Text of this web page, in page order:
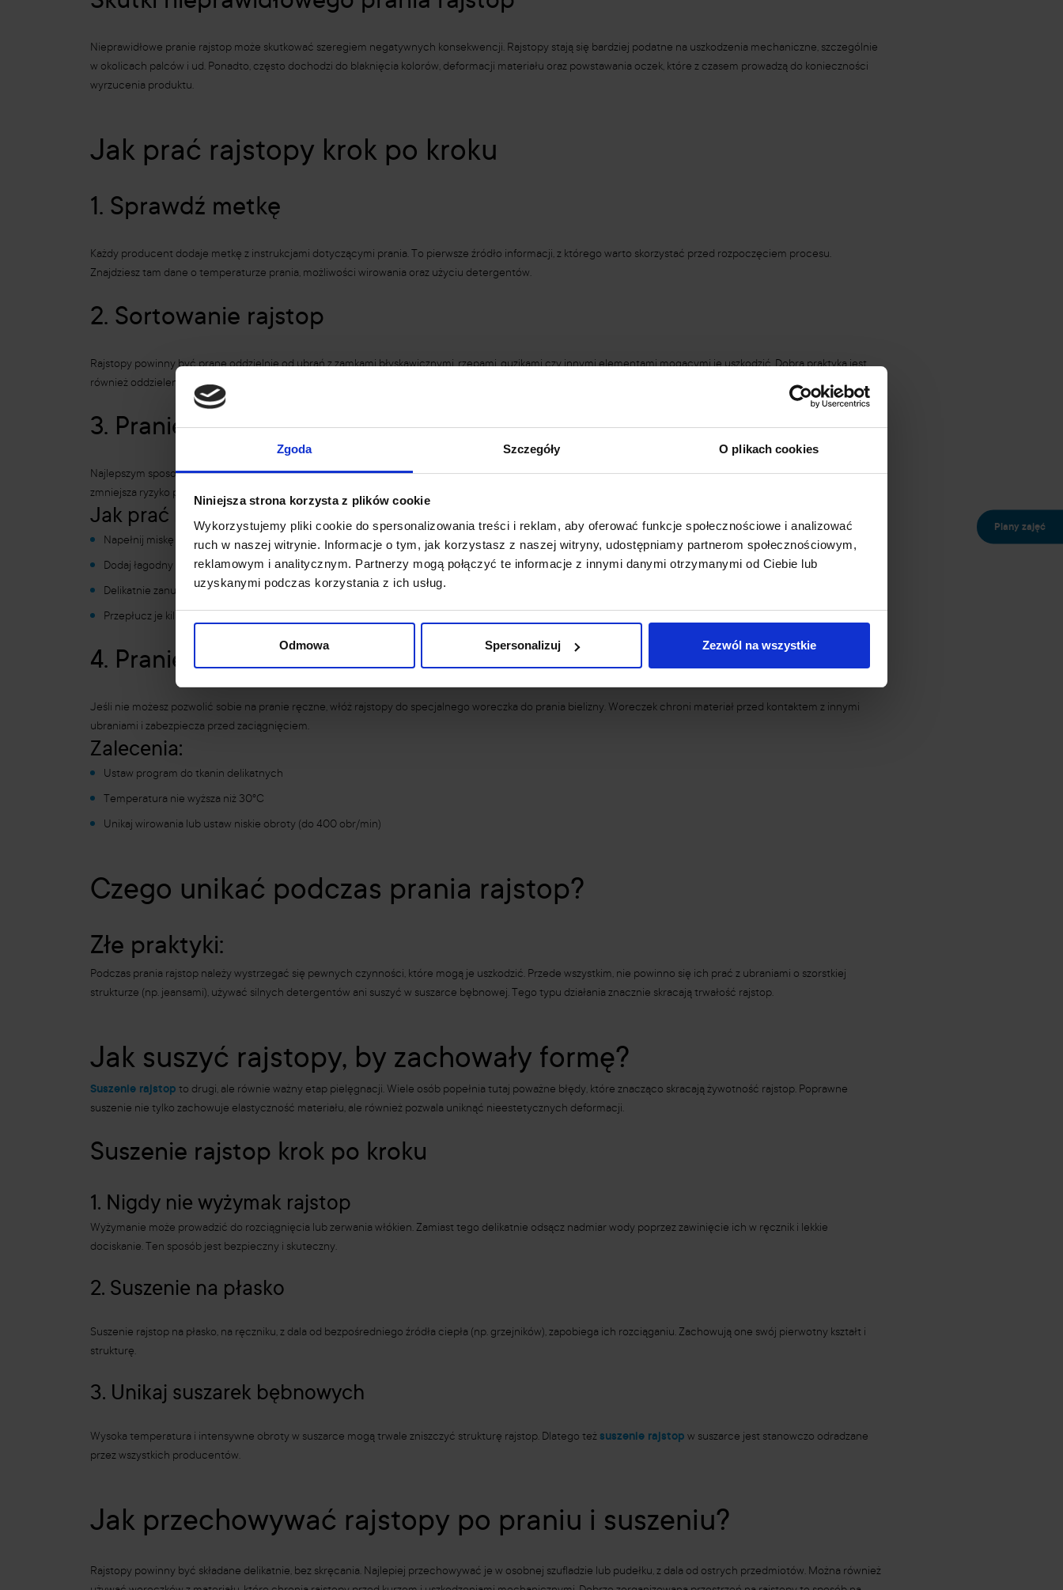
Zgoda Szczegóły O plikach cookies
Niniejsza strona korzysta z plików cookie
Wykorzystujemy pliki cookie do spersonalizowania treści i reklam, aby oferować funkcje społecznościowe i analizować
ruch w naszej witrynie. Informacje o tym, jak korzystasz z naszej witryny, udostępniamy partnerom społecznościowym,
reklamowym i analitycznym. Partnerzy mogą połączyć te informacje z innymi danymi otrzymanymi od Ciebie lub
uzyskanymi podczas korzystania z ich usług.
Odmowa Spersonalizuj Zezwól na wszystkie
Nieprawidłowe pranie rajstop może skutkować szeregiem negatywnych konsekwencji. Rajstopy stają się bardziej podatne na uszkodzenia mechaniczne, szczególnie
w okolicach palców i ud. Ponadto, często dochodzi do blaknięcia kolorów, deformacji materiału oraz powstawania oczek, które z czasem prowadzą do konieczności
wyrzucenia produktu.
Jak prać rajstopy krok po kroku
1. Sprawdź metkę
Każdy producent dodaje metkę z instrukcjami dotyczącymi prania. To pierwsze źródło informacji, z którego warto skorzystać przed rozpoczęciem procesu.
Znajdziesz tam dane o temperaturze prania, możliwości wirowania oraz użyciu detergentów.
2. Sortowanie rajstop
Rajstopy powinny być prane oddzielnie od ubrań z zamkami błyskawicznymi, rzepami, guzikami czy innymi elementami mogącymi je uszkodzić. Dobrą praktyką jest
również oddzielenie ich od odzieży o intensywnych kolorach, które mogą farbować.
3. Pranie ręczne
Najlepszym sposobem jest pranie ręczne w letniej wodzie z dodatkiem łagodnego detergentu. Pozwala to zachować elastyczność i delikatność materiału oraz
zmniejsza ryzyko powstania zaciągnięć.
Jak prać rajstopy ręcznie:
Napełnij miskę wodą o temperaturze 30-40°C
Dodaj łagodny środek piorący (np. płyn do prania bielizny)
Delikatnie zanurz rajstopy i pozostaw na 5-10 minut
Przepłucz je kilkukrotnie w czystej wodzie
4. Pranie rajstop w pralce
Jeśli nie możesz pozwolić sobie na pranie ręczne, włóż rajstopy do specjalnego woreczka do prania bielizny. Woreczek chroni materiał przed kontaktem z innymi
ubraniami i zabezpiecza przed zaciągnięciem.
Zalecenia:
Ustaw program do tkanin delikatnych
Temperatura nie wyższa niż 30°C
Unikaj wirowania lub ustaw niskie obroty (do 400 obr/min)
Czego unikać podczas prania rajstop?
Złe praktyki:
Podczas prania rajstop należy wystrzegać się pewnych czynności, które mogą je uszkodzić. Przede wszystkim, nie powinno się ich prać z ubraniami o szorstkiej
strukturze (np. jeansami), używać silnych detergentów ani suszyć w suszarce bębnowej. Tego typu działania znacznie skracają trwałość rajstop.
Jak suszyć rajstopy, by zachowały formę?
Suszenie rajstop to drugi, ale równie ważny etap pielęgnacji. Wiele osób popełnia tutaj poważne błędy, które znacząco skracają żywotność rajstop. Poprawne
suszenie nie tylko zachowuje elastyczność materiału, ale również pozwala uniknąć nieestetycznych deformacji.
Suszenie rajstop krok po kroku
1. Nigdy nie wyżymak rajstop
Wyżymanie może prowadzić do rozciągnięcia lub zerwania włókien. Zamiast tego delikatnie odsącz nadmiar wody poprzez zawinięcie ich w ręcznik i lekkie
dociskanie. Ten sposób jest bezpieczny i skuteczny.
2. Suszenie na płasko
Suszenie rajstop na płasko, na ręczniku, z dala od bezpośredniego źródła ciepła (np. grzejników), zapobiega ich rozciąganiu. Zachowują one swój pierwotny kształt i
strukturę.
3. Unikaj suszarek bębnowych
Wysoka temperatura i intensywne obroty w suszarce mogą trwale zniszczyć strukturę rajstop. Dlatego teżsuszenie rajstop w suszarce jest stanowczo odradzane
przez wszystkich producentów.
Jak przechowywać rajstopy po praniu i suszeniu?
Rajstopy powinny być składane delikatnie, bez skręcania. Najlepiej przechowywać je w osobnej szufladzie lub pudełku, z dala od ostrych przedmiotów. Można również
Plany zajęć